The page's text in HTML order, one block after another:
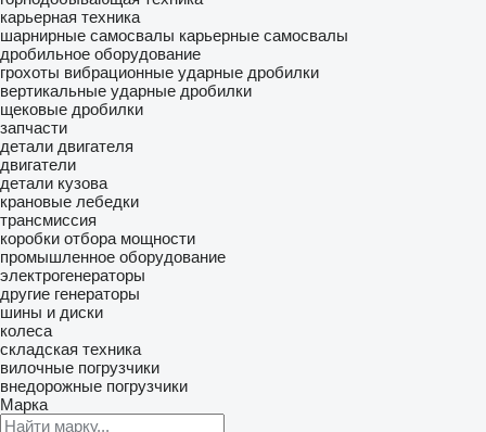
карьерная техника
шарнирные самосвалы карьерные самосвалы
дробильное оборудование
грохоты вибрационные ударные дробилки
вертикальные ударные дробилки
щековые дробилки
запчасти
детали двигателя
двигатели
детали кузова
крановые лебедки
трансмиссия
коробки отбора мощности
промышленное оборудование
электрогенераторы
другие генераторы
шины и диски
колеса
складская техника
вилочные погрузчики
внедорожные погрузчики
Марка